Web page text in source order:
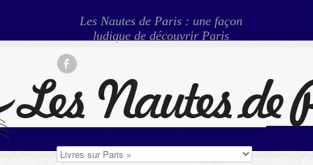
Les Nautes de Paris : une façon
ludique de découvrir Paris